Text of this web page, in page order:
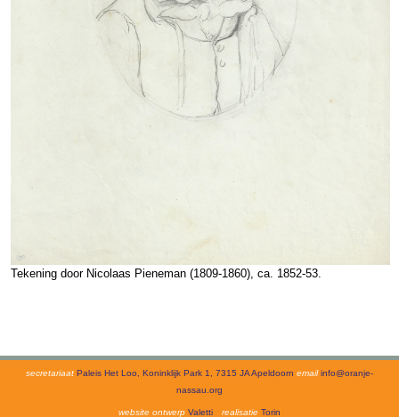
Tekening door Nicolaas Pieneman (1809-1860), ca. 1852-53.
secretariaat Paleis Het Loo, Koninklijk Park 1, 7315 JA Apeldoorn email info@oranje-
nassau.org
website ontwerp Valetti realisatie Torin